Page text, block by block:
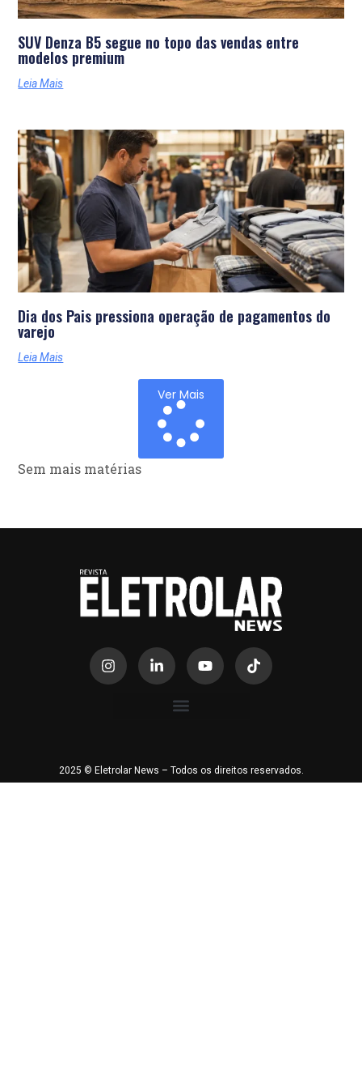
SUV Denza B5 segue no topo das vendas entre
modelos premium
Leia Mais
Dia dos Pais pressiona operação de pagamentos do
varejo
Leia Mais
Ver Mais
Sem mais matérias
2025 © Eletrolar News – Todos os direitos reservados.